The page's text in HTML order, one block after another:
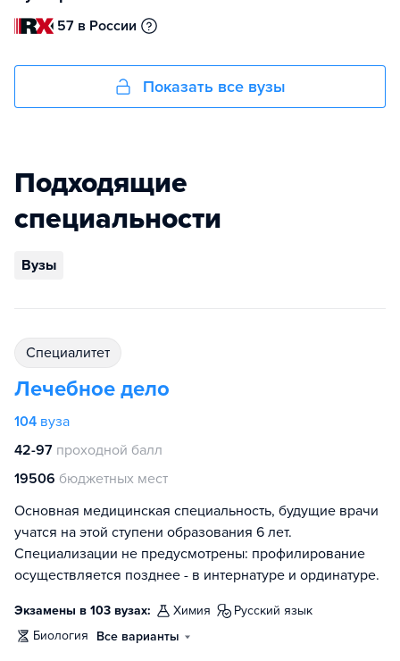
57 в России
Показать все вузы
Подходящие
специальности
Вузы
специалитет
Лечебное дело
104 вуза
42-97 проходной балл
19506 бюджетных мест
Основная медицинская специальность, будущие врачи
учатся на этой ступени образования 6 лет.
Специализации не предусмотрены: профилирование
осуществляется позднее - в интернатуре и ординатуре.
Экзамены в 103 вузах: химия
русский язык
биология
Все варианты